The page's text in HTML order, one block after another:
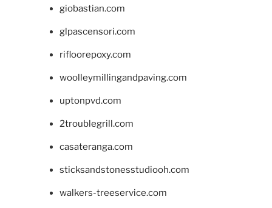
giobastian.com
glpascensori.com
rifloorepoxy.com
woolleymillingandpaving.com
uptonpvd.com
2troublegrill.com
casateranga.com
sticksandstonesstudiooh.com
walkers-treeservice.com